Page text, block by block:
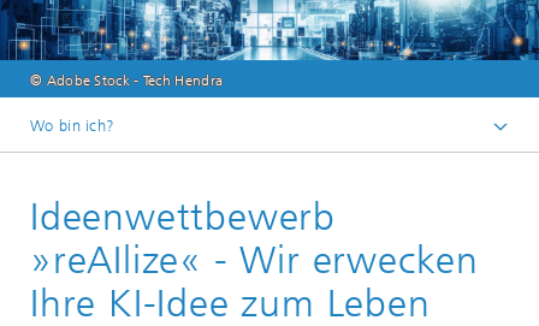
© Adobe Stock - Tech Hendra
Wo bin ich?
Innovationsthemen
Künstliche Intelligenz
Ideenwettbewerb
»reAIlize« - Wir erwecken
Ihre KI-Idee zum Leben